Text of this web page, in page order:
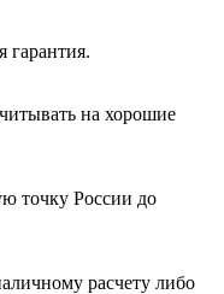
гарантия.
на хорошие
точку России до
расчету либо